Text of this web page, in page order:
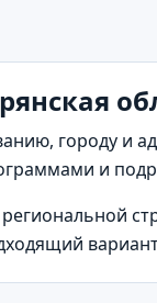
городу и
и